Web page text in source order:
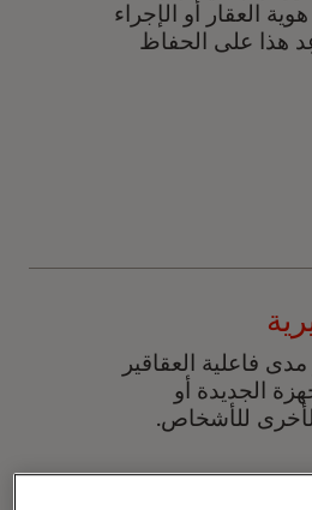
العقار أو الإجراء
هذا على الحفاظ
فاعلية العقاقير
الجديدة أو
للأشخاص.